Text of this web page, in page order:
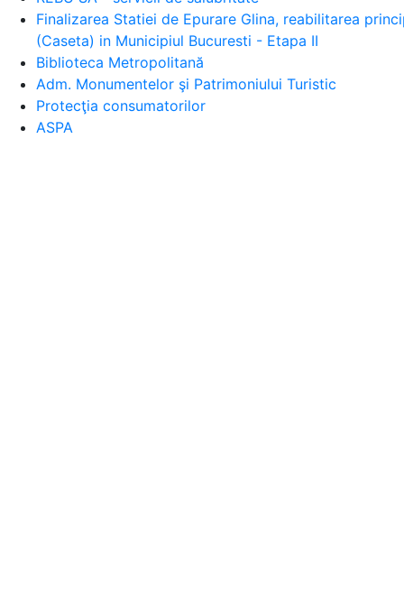
Finalizarea Statiei de Epurare Glina, reabilitarea
(Caseta) in Municipiul Bucuresti - Etapa II
Biblioteca Metropolitană
Adm. Monumentelor şi Patrimoniului Turistic
Protecţia consumatorilor
ASPA